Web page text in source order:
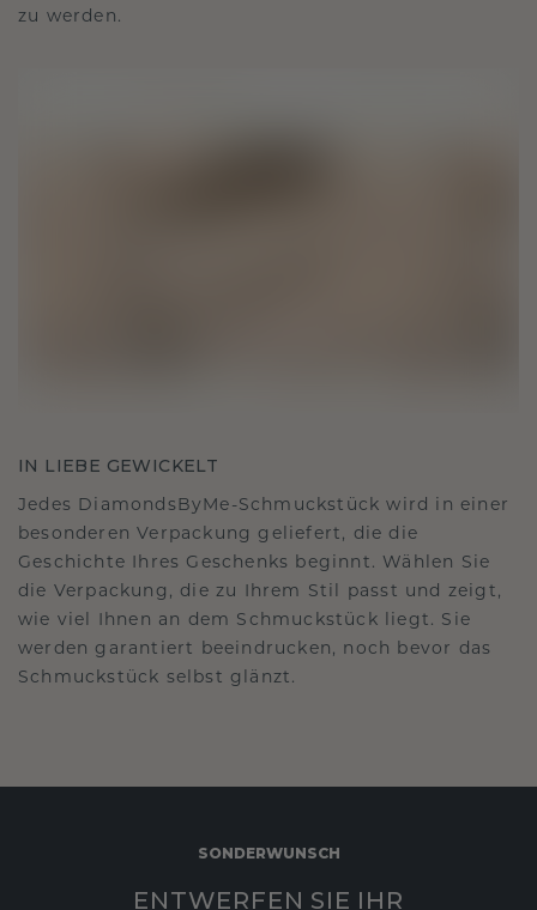
zu werden.
IN LIEBE GEWICKELT
Jedes DiamondsByMe-Schmuckstück wird in einer
besonderen Verpackung geliefert, die die
Geschichte Ihres Geschenks beginnt. Wählen Sie
die Verpackung, die zu Ihrem Stil passt und zeigt,
wie viel Ihnen an dem Schmuckstück liegt. Sie
werden garantiert beeindrucken, noch bevor das
Schmuckstück selbst glänzt.
SONDERWUNSCH
ENTWERFEN SIE IHR